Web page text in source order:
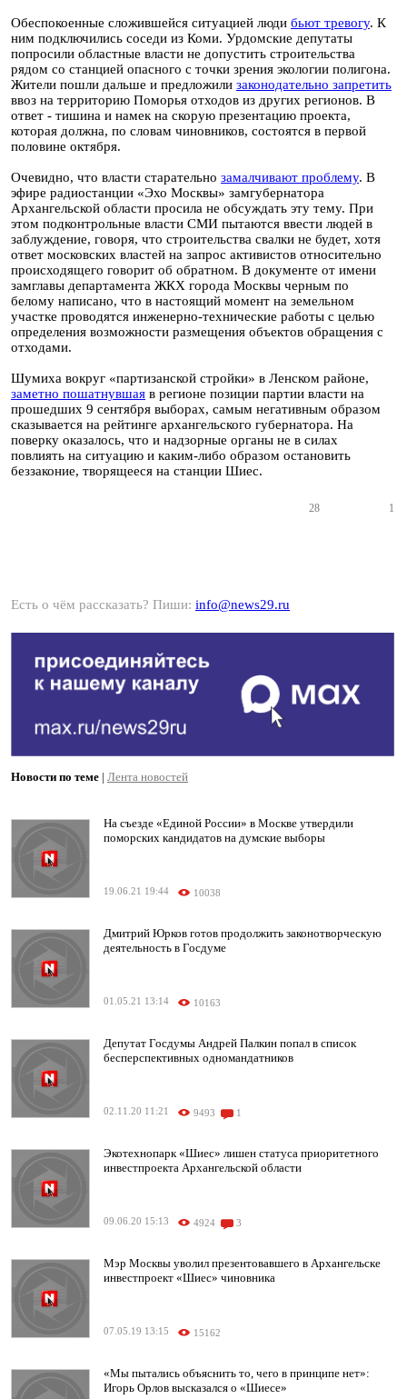
Обеспокоенные сложившейся ситуацией люди бьют тревогу. К
ним подключились соседи из Коми. Урдомские депутаты
попросили областные власти не допустить строительства
рядом со станцией опасного с точки зрения экологии полигона.
Жители пошли дальше и предложили законодательно запретить
ввоз на территорию Поморья отходов из других регионов. В
ответ - тишина и намек на скорую презентацию проекта,
которая должна, по словам чиновников, состоятся в первой
половине октября.
Очевидно, что власти старательно замалчивают проблему. В
эфире радиостанции «Эхо Москвы» замгубернатора
Архангельской области просила не обсуждать эту тему. При
этом подконтрольные власти СМИ пытаются ввести людей в
заблуждение, говоря, что строительства свалки не будет, хотя
ответ московских властей на запрос активистов относительно
происходящего говорит об обратном. В документе от имени
замглавы департамента ЖКХ города Москвы черным по
белому написано, что в настоящий момент на земельном
участке проводятся инженерно-технические работы с целью
определения возможности размещения объектов обращения с
отходами.
Шумиха вокруг «партизанской стройки» в Ленском районе,
заметно пошатнувшая в регионе позиции партии власти на
прошедших 9 сентября выборах, самым негативным образом
сказывается на рейтинге архангельского губернатора. На
поверку оказалось, что и надзорные органы не в силах
повлиять на ситуацию и каким-либо образом остановить
беззаконие, творящееся на станции Шиес.
28 1
Есть о чём рассказать? Пиши: info@news29.ru
Новости по теме | Лента новостей
На съезде «Единой России» в Москве утвердили
поморских кандидатов на думские выборы
19.06.21 19:44 10038
Дмитрий Юрков готов продолжить законотворческую
деятельность в Госдуме
01.05.21 13:14 10163
Депутат Госдумы Андрей Палкин попал в список
бесперспективных одномандатников
02.11.20 11:21 9493 1
Экотехнопарк «Шиес» лишен статуса приоритетного
инвестпроекта Архангельской области
09.06.20 15:13 4924 3
Мэр Москвы уволил презентовавшего в Архангельске
инвестпроект «Шиес» чиновника
07.05.19 13:15 15162
«Мы пытались объяснить то, чего в принципе нет»:
Игорь Орлов высказался о «Шиесе»